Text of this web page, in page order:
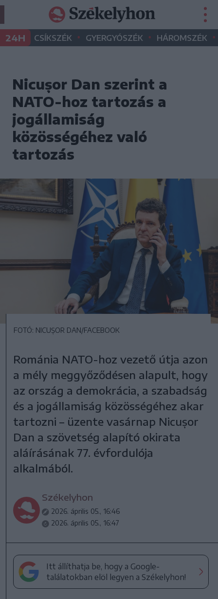
24H CSÍKSZÉK • GYERGYÓSZÉK • HÁROMSZÉK •
Nicușor Dan szerint a
NATO-hoz tartozás a
jogállamiság
közösségéhez való
tartozás
FOTÓ: NICUȘOR DAN/FACEBOOK
Románia NATO-hoz vezető útja azon
a mély meggyőződésen alapult, hogy
az ország a demokrácia, a szabadság
és a jogállamiság közösségéhez akar
tartozni – üzente vasárnap Nicușor
Dan a szövetség alapító okirata
aláírásának 77. évfordulója
alkalmából.
Székelyhon
2026. április 05., 16:46
2026. április 05., 16:47
Itt állíthatja be, hogy a Google-
találatokban elöl legyen a Székelyhon!